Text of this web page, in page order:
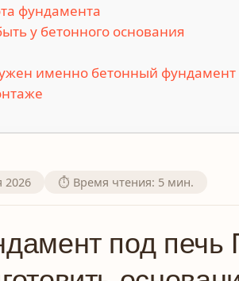
фундамента
у бетонного основания
именно бетонный фундамент
2026 ⏱️ Время чтения: 5 мин.
под печь